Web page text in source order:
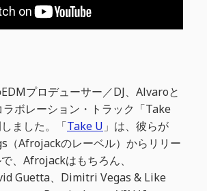
プロデューサー／DJ、Alvaroと
ボレーション・トラック「Take
ました。「Take U 」は、彼らが
（Afrojackのレーベル）からリリー
、Afrojackはもちろん、
Guetta、Dimitri Vegas & Like